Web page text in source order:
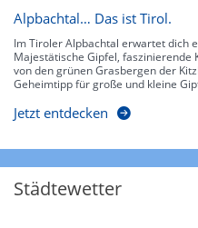
Alpbachtal… Das ist Tirol.
Im Tiroler Alpbachtal erwartet dich
Majestätische Gipfel, faszinierende
von den grünen Grasbergen der
Geheimtipp für große und kleine
Jetzt entdecken
Städtewetter